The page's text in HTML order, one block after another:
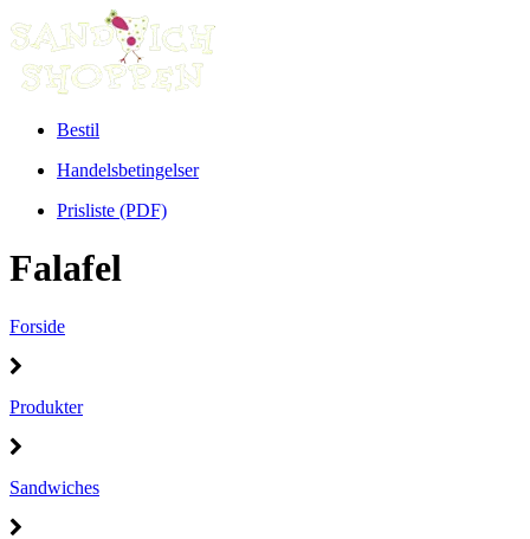
Bestil
Handelsbetingelser
Prisliste (PDF)
Falafel
Forside
Produkter
Sandwiches